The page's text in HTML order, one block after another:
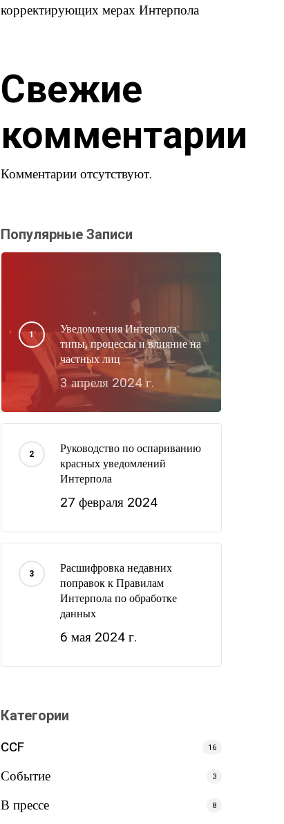
корректирующих мерах Интерпола
Свежие
комментарии
Комментарии отсутствуют.
Популярные Записи
Уведомления Интерпола:
типы, процессы и влияние на
частных лиц
3 апреля 2024 г.
Руководство по оспариванию
красных уведомлений
Интерпола
27 февраля 2024
Расшифровка недавних
поправок к Правилам
Интерпола по обработке
данных
6 мая 2024 г.
Категории
CCF 16
Событие 3
В прессе 8